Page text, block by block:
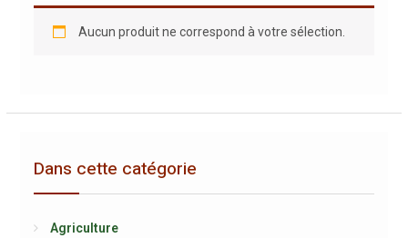
Aucun produit ne correspond à votre sélection.
Dans cette catégorie
Agriculture